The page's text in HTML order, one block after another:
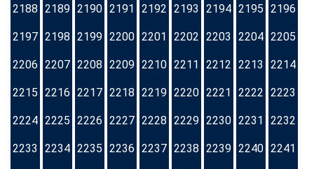
2188 2189 2190 2191 2192 2193 2194 2195 2196
2197 2198 2199 2200 2201 2202 2203 2204 2205
2206 2207 2208 2209 2210 2211 2212 2213 2214
2215 2216 2217 2218 2219 2220 2221 2222 2223
2224 2225 2226 2227 2228 2229 2230 2231 2232
2233 2234 2235 2236 2237 2238 2239 2240 2241